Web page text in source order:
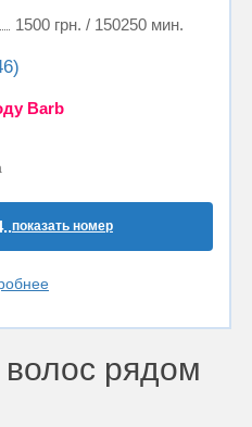
1500 грн. / 150250 мин.
Barb
показать номер
рядом